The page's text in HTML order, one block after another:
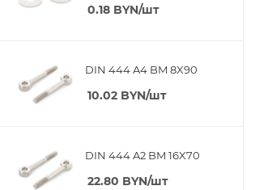
0.18 BYN/шт
DIN 444 A4 BM 8X90
10.02 BYN/шт
DIN 444 A2 BM 16X70
22.80 BYN/шт